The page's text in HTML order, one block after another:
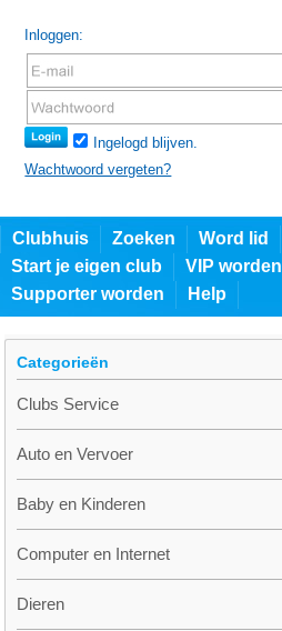
Inloggen:
Ingelogd blijven.
Wachtwoord vergeten?
Clubhuis Zoeken
Word lid
Start je eigen club
VIP worden
Supporter worden
Help
Categorieën
Clubs Service
Auto en Vervoer
Baby en Kinderen
Computer en Internet
Dieren